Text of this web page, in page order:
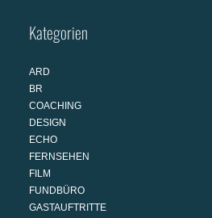
Kategorien
ARD
BR
COACHING
DESIGN
ECHO
FERNSEHEN
FILM
FUNDBÜRO
GASTAUFTRITTE